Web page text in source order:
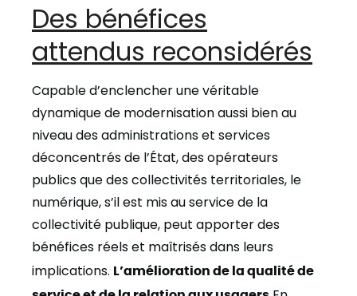
Des bénéfices
attendus reconsidérés
Capable d’enclencher une véritable
dynamique de modernisation aussi bien au
niveau des administrations et services
déconcentrés de l’État, des opérateurs
publics que des collectivités territoriales, le
numérique, s’il est mis au service de la
collectivité publique, peut apporter des
bénéfices réels et maîtrisés dans leurs
implications. L’amélioration de la qualité de